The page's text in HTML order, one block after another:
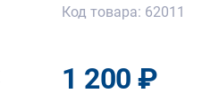
Код товара: 62011
1 200 ₽